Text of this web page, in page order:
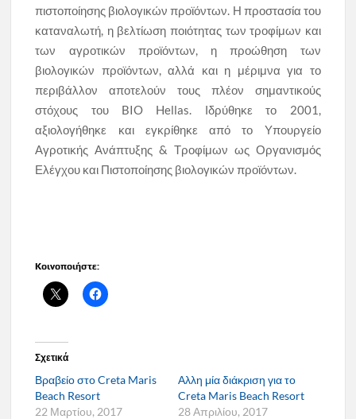
πιστοποίησης βιολογικών προϊόντων. Η προστασία του
καταναλωτή, η βελτίωση ποιότητας των τροφίμων και
των αγροτικών προϊόντων, η προώθηση των
βιολογικών προϊόντων, αλλά και η μέριμνα για το
περιβάλλον αποτελούν τους πλέον σημαντικούς
στόχους του BIO Hellas. Ιδρύθηκε το 2001,
αξιολογήθηκε και εγκρίθηκε από το Υπουργείο
Αγροτικής Ανάπτυξης & Τροφίμων ως Οργανισμός
Ελέγχου και Πιστοποίησης βιολογικών προϊόντων.
Κοινοποιήστε:
Σχετικά
Βραβείο στο Creta Maris
Beach Resort
22 Μαρτίου, 2017
Αλλη μία διάκριση για το
Creta Maris Beach Resort
28 Απριλίου, 2017